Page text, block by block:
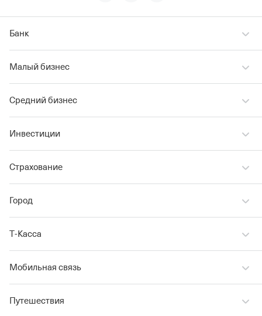
Банк
Малый бизнес
Средний бизнес
Инвестиции
Страхование
Город
Т‑Касса
Мобильная связь
Путешествия